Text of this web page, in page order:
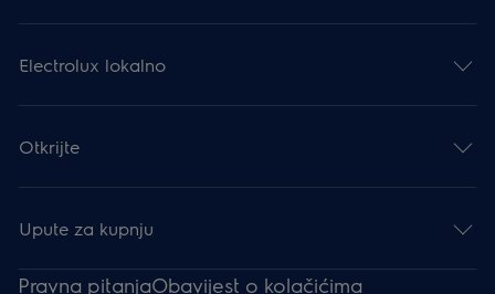
Electrolux lokalno
Otkrijte
Upute za kupnju
Pravna pitanjaObavijest o kolačićima